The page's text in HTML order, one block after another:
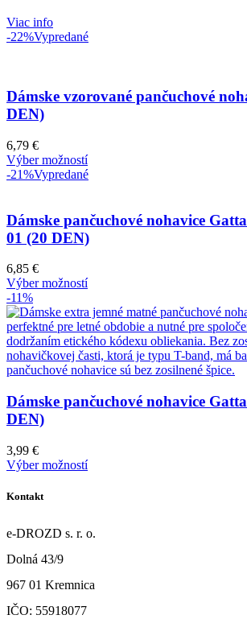
Viac info
-22%Vypredané
Dámske vzorované pančuchové
DEN)
6,79 €
Výber možností
-21%Vypredané
Dámske pančuchové nohavice
01 (20 DEN)
6,85 €
Výber možností
-11%
Dámske pančuchové nohavice
DEN)
3,99 €
Výber možností
Kontakt
e-DROZD s. r. o.
Dolná 43/9
967 01 Kremnica
IČO: 55918077